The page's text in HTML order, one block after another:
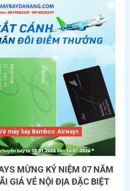
máy bay Bamboo Airways
MỪNG KỶ NIỆM 07 NĂM
GIÁ VÉ NỘI ĐỊA ĐẶC BIỆT